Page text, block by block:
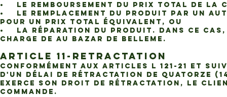
• Le remboursement du Prix Total de la
• Le remplacement du Produit par un
pour un Prix Total équivalent, ou
• La réparation du Produit. Dans ce
charge de AU BAZAR DE BELLEME.
ARTICLE 11-RETRACTATION
Conformément aux articles L 121-21 et
d'un délai de rétractation de quatorze
exerce son droit de rétractation, le
Commande.